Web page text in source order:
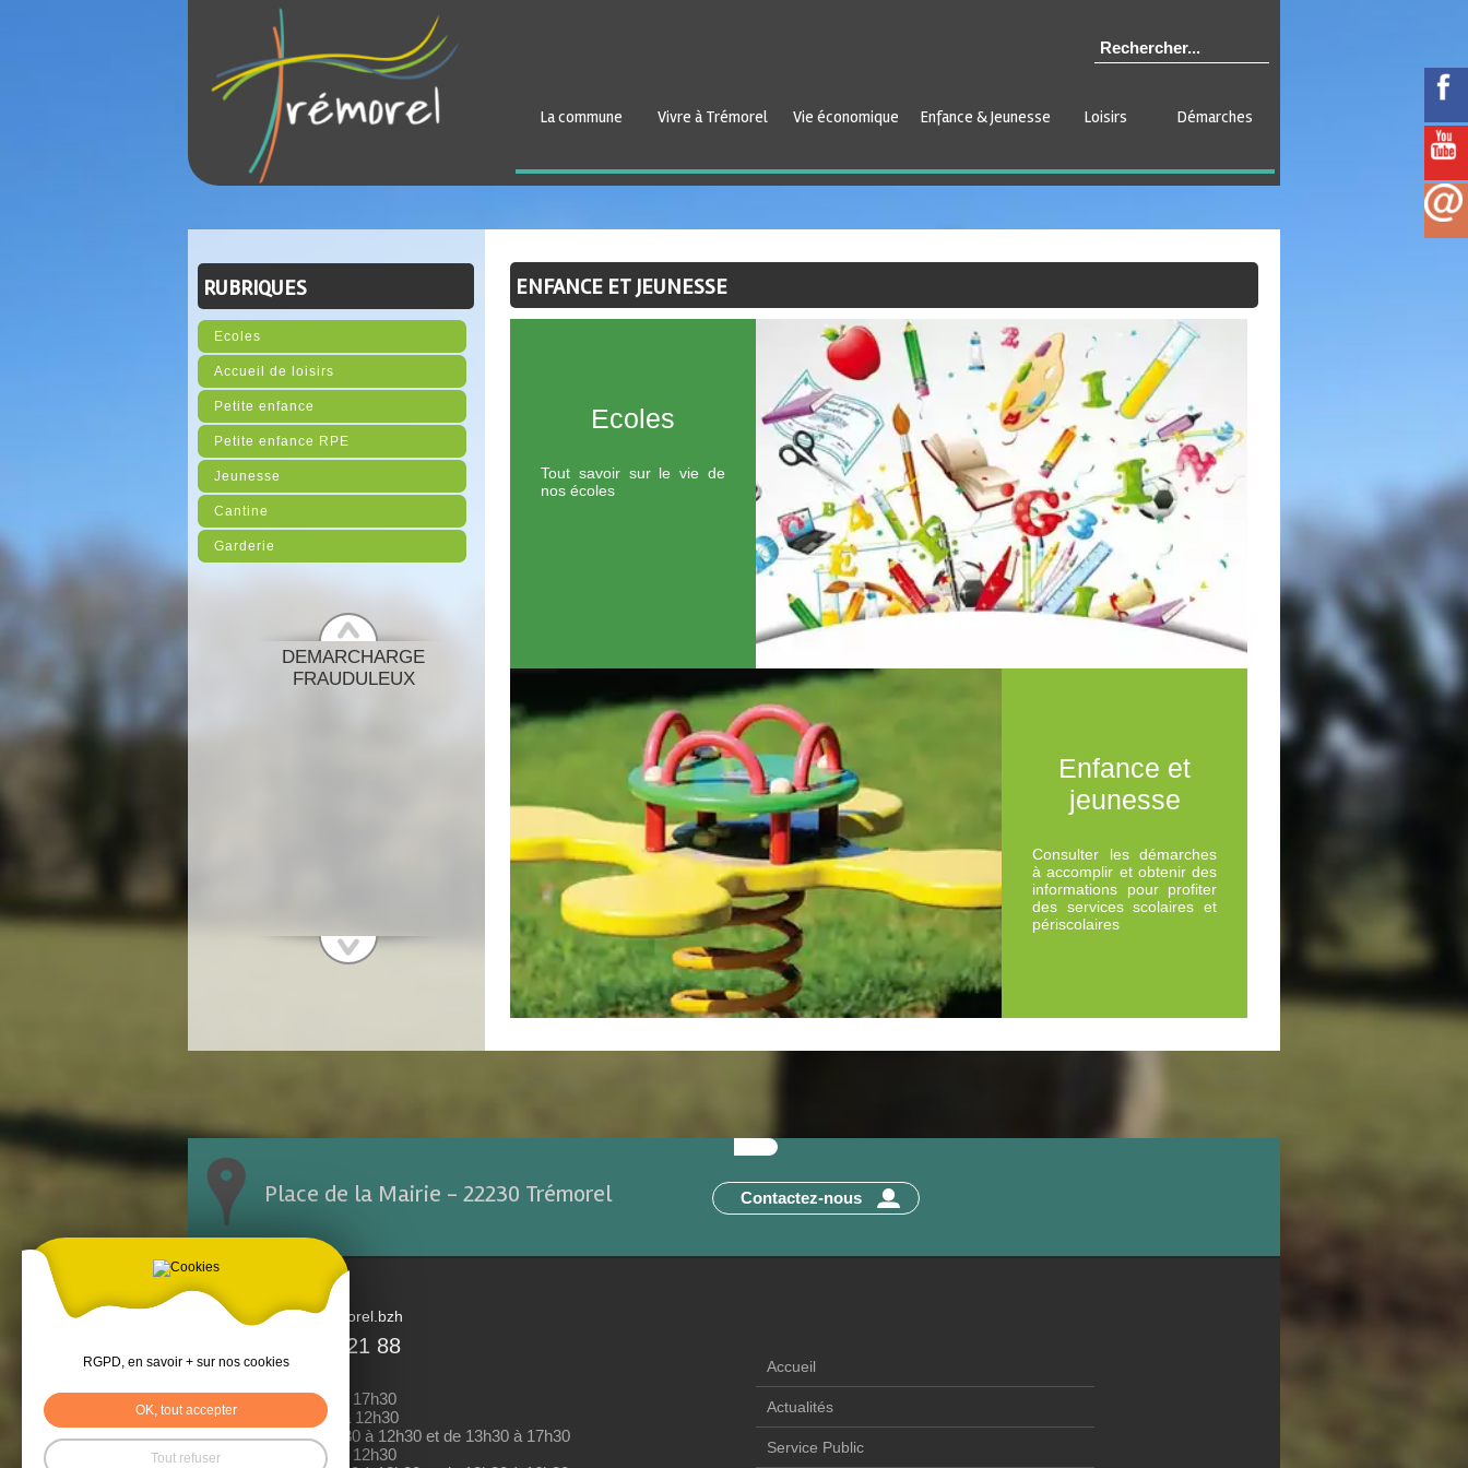
La commune Vivre à Trémorel Vie économique Enfance & Jeunesse Loisirs Démarches
RUBRIQUES
Ecoles
Accueil de loisirs
Petite enfance
Petite enfance RPE
Jeunesse
Cantine
Garderie
DEMARCHARGE
FRAUDULEUX
ENFANCE ET JEUNESSE
Ecoles
Tout savoir sur le vie de
nos écoles
Enfance et
jeunesse
Consulter les démarches
à accomplir et obtenir des
informations pour profiter
des services scolaires et
périscolaires
accueil@tremorel.bzh
02 96 25 21 88
Lundi : 13h30 à 17h30
Mardi : 08h30 à 12h30
Mercredi : 08h30 à 12h30 et de 13h30 à 17h30
Jeudi : 08h30 à 12h30
Accueil
Actualités
Service Public
Place de la Mairie - 22230 Trémorel Contactez-nous
RGPD, en savoir + sur nos cookies
OK, tout accepter
Tout refuser